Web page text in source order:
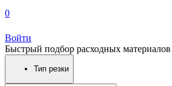
0
Войти
Быстрый подбор расходных материалов
Тип резки